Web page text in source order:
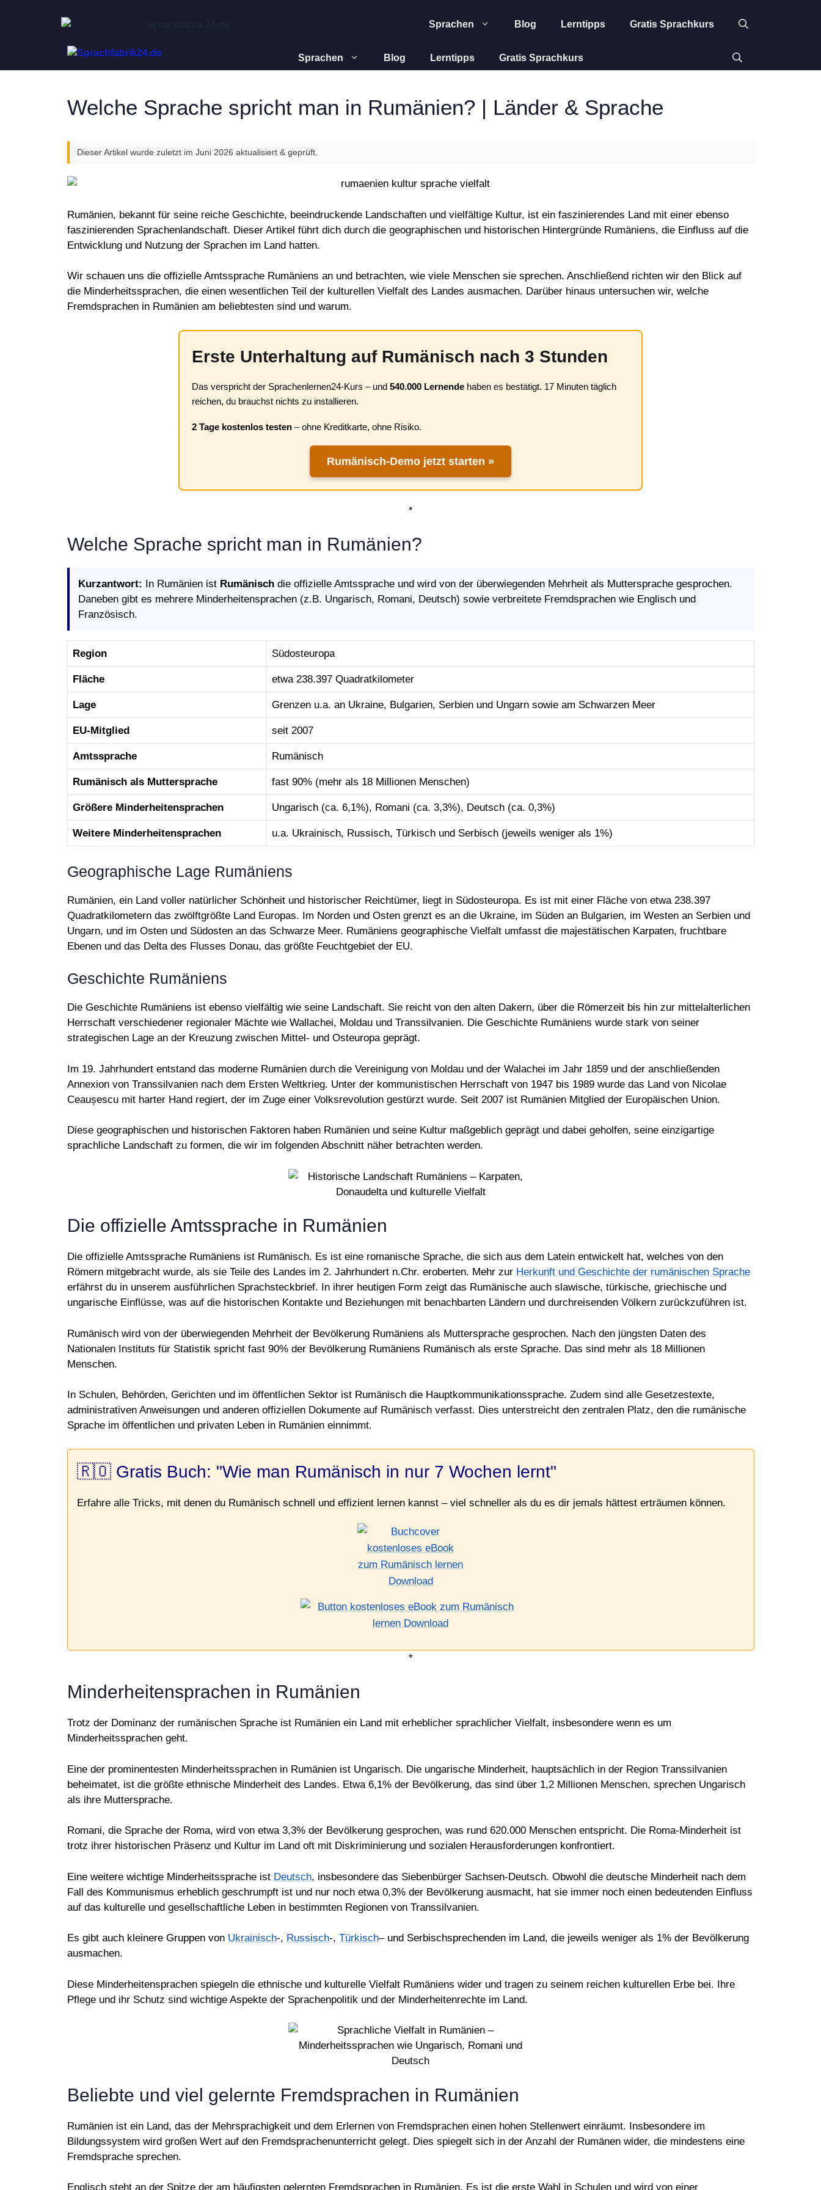
Sprachen Blog Lerntipps Gratis Sprachkurs
Sprachen Blog Lerntipps Gratis Sprachkurs
Welche Sprache spricht man in Rumänien? | Länder & Sprache
Dieser Artikel wurde zuletzt im Juni 2026 aktualisiert & geprüft.
Rumänien, bekannt für seine reiche Geschichte, beeindruckende Landschaften und vielfältige Kultur, ist ein faszinierendes Land mit einer ebenso
faszinierenden Sprachenlandschaft. Dieser Artikel führt dich durch die geographischen und historischen Hintergründe Rumäniens, die Einfluss auf die
Entwicklung und Nutzung der Sprachen im Land hatten.
Wir schauen uns die offizielle Amtssprache Rumäniens an und betrachten, wie viele Menschen sie sprechen. Anschließend richten wir den Blick auf
die Minderheitssprachen, die einen wesentlichen Teil der kulturellen Vielfalt des Landes ausmachen. Darüber hinaus untersuchen wir, welche
Fremdsprachen in Rumänien am beliebtesten sind und warum.
Erste Unterhaltung auf Rumänisch nach 3 Stunden
Das verspricht der Sprachenlernen24-Kurs – und 540.000 Lernende haben es bestätigt. 17 Minuten täglich
reichen, du brauchst nichts zu installieren.
2 Tage kostenlos testen – ohne Kreditkarte, ohne Risiko.
Rumänisch-Demo jetzt starten »
*
Welche Sprache spricht man in Rumänien?
Kurzantwort: In Rumänien ist Rumänischdie offizielle Amtssprache und wird von der überwiegenden Mehrheit als Muttersprache gesprochen.
Daneben gibt es mehrere Minderheitensprachen (z.B. Ungarisch, Romani, Deutsch) sowie verbreitete Fremdsprachen wie Englisch und
Französisch.
Region Südosteuropa
Fläche etwa 238.397 Quadratkilometer
Lage Grenzen u.a. an Ukraine, Bulgarien, Serbien und Ungarn sowie am Schwarzen Meer
EU-Mitglied seit 2007
Amtssprache Rumänisch
Rumänisch als Muttersprache fast 90% (mehr als 18 Millionen Menschen)
Größere Minderheitensprachen Ungarisch (ca. 6,1%), Romani (ca. 3,3%), Deutsch (ca. 0,3%)
Weitere Minderheitensprachen u.a. Ukrainisch, Russisch, Türkisch und Serbisch (jeweils weniger als 1%)
Geographische Lage Rumäniens
Rumänien, ein Land voller natürlicher Schönheit und historischer Reichtümer, liegt in Südosteuropa. Es ist mit einer Fläche von etwa 238.397
Quadratkilometern das zwölftgrößte Land Europas. Im Norden und Osten grenzt es an die Ukraine, im Süden an Bulgarien, im Westen an Serbien und
Ungarn, und im Osten und Südosten an das Schwarze Meer. Rumäniens geographische Vielfalt umfasst die majestätischen Karpaten, fruchtbare
Ebenen und das Delta des Flusses Donau, das größte Feuchtgebiet der EU.
Geschichte Rumäniens
Die Geschichte Rumäniens ist ebenso vielfältig wie seine Landschaft. Sie reicht von den alten Dakern, über die Römerzeit bis hin zur mittelalterlichen
Herrschaft verschiedener regionaler Mächte wie Wallachei, Moldau und Transsilvanien. Die Geschichte Rumäniens wurde stark von seiner
strategischen Lage an der Kreuzung zwischen Mittel- und Osteuropa geprägt.
Im 19. Jahrhundert entstand das moderne Rumänien durch die Vereinigung von Moldau und der Walachei im Jahr 1859 und der anschließenden
Annexion von Transsilvanien nach dem Ersten Weltkrieg. Unter der kommunistischen Herrschaft von 1947 bis 1989 wurde das Land von Nicolae
Ceaușescu mit harter Hand regiert, der im Zuge einer Volksrevolution gestürzt wurde. Seit 2007 ist Rumänien Mitglied der Europäischen Union.
Diese geographischen und historischen Faktoren haben Rumänien und seine Kultur maßgeblich geprägt und dabei geholfen, seine einzigartige
sprachliche Landschaft zu formen, die wir im folgenden Abschnitt näher betrachten werden.
Die offizielle Amtssprache in Rumänien
Die offizielle Amtssprache Rumäniens ist Rumänisch. Es ist eine romanische Sprache, die sich aus dem Latein entwickelt hat, welches von den
Römern mitgebracht wurde, als sie Teile des Landes im 2. Jahrhundert n.Chr. eroberten. Mehr zur Herkunft und Geschichte der rumänischen Sprache
erfährst du in unserem ausführlichen Sprachsteckbrief. In ihrer heutigen Form zeigt das Rumänische auch slawische, türkische, griechische und
ungarische Einflüsse, was auf die historischen Kontakte und Beziehungen mit benachbarten Ländern und durchreisenden Völkern zurückzuführen ist.
Rumänisch wird von der überwiegenden Mehrheit der Bevölkerung Rumäniens als Muttersprache gesprochen. Nach den jüngsten Daten des
Nationalen Instituts für Statistik spricht fast 90% der Bevölkerung Rumäniens Rumänisch als erste Sprache. Das sind mehr als 18 Millionen
Menschen.
In Schulen, Behörden, Gerichten und im öffentlichen Sektor ist Rumänisch die Hauptkommunikationssprache. Zudem sind alle Gesetzestexte,
administrativen Anweisungen und anderen offiziellen Dokumente auf Rumänisch verfasst. Dies unterstreicht den zentralen Platz, den die rumänische
Sprache im öffentlichen und privaten Leben in Rumänien einnimmt.
🇷🇴 Gratis Buch: "Wie man Rumänisch in nur 7 Wochen lernt"
Erfahre alle Tricks, mit denen du Rumänisch schnell und effizient lernen kannst – viel schneller als du es dir jemals hättest erträumen können.
*
Minderheitensprachen in Rumänien
Trotz der Dominanz der rumänischen Sprache ist Rumänien ein Land mit erheblicher sprachlicher Vielfalt, insbesondere wenn es um
Minderheitssprachen geht.
Eine der prominentesten Minderheitssprachen in Rumänien ist Ungarisch. Die ungarische Minderheit, hauptsächlich in der Region Transsilvanien
beheimatet, ist die größte ethnische Minderheit des Landes. Etwa 6,1% der Bevölkerung, das sind über 1,2 Millionen Menschen, sprechen Ungarisch
als ihre Muttersprache.
Romani, die Sprache der Roma, wird von etwa 3,3% der Bevölkerung gesprochen, was rund 620.000 Menschen entspricht. Die Roma-Minderheit ist
trotz ihrer historischen Präsenz und Kultur im Land oft mit Diskriminierung und sozialen Herausforderungen konfrontiert.
Eine weitere wichtige Minderheitssprache ist Deutsch, insbesondere das Siebenbürger Sachsen-Deutsch. Obwohl die deutsche Minderheit nach dem
Fall des Kommunismus erheblich geschrumpft ist und nur noch etwa 0,3% der Bevölkerung ausmacht, hat sie immer noch einen bedeutenden Einfluss
auf das kulturelle und gesellschaftliche Leben in bestimmten Regionen von Transsilvanien.
Es gibt auch kleinere Gruppen von Ukrainisch-, Russisch-, Türkisch– und Serbischsprechenden im Land, die jeweils weniger als 1% der Bevölkerung
ausmachen.
Diese Minderheitensprachen spiegeln die ethnische und kulturelle Vielfalt Rumäniens wider und tragen zu seinem reichen kulturellen Erbe bei. Ihre
Pflege und ihr Schutz sind wichtige Aspekte der Sprachenpolitik und der Minderheitenrechte im Land.
Beliebte und viel gelernte Fremdsprachen in Rumänien
Rumänien ist ein Land, das der Mehrsprachigkeit und dem Erlernen von Fremdsprachen einen hohen Stellenwert einräumt. Insbesondere im
Bildungssystem wird großen Wert auf den Fremdsprachenunterricht gelegt. Dies spiegelt sich in der Anzahl der Rumänen wider, die mindestens eine
Fremdsprache sprechen.
Englisch steht an der Spitze der am häufigsten gelernten Fremdsprachen in Rumänien. Es ist die erste Wahl in Schulen und wird von einer